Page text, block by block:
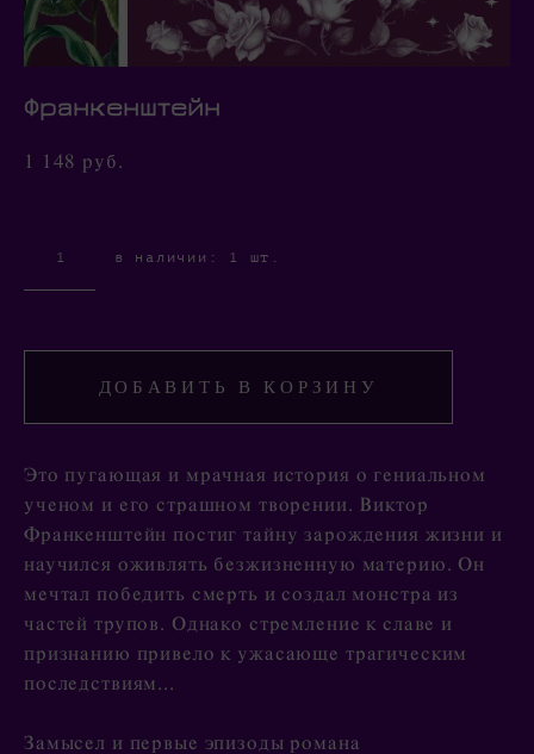
Франкенштейн
1 148 pуб.
в наличии: 1 шт.
ДОБАВИТЬ В КОРЗИНУ
Это пугающая и мрачная история о гениальном
ученом и его страшном творении. Виктор
Франкенштейн постиг тайну зарождения жизни и
научился оживлять безжизненную материю. Он
мечтал победить смерть и создал монстра из
частей трупов. Однако стремление к славе и
признанию привело к ужасающе трагическим
последствиям...
Замысел и первые эпизоды романа